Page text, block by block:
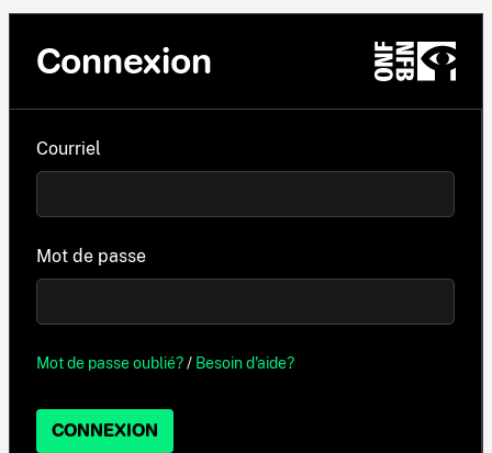
Connexion
Courriel
Mot de passe
Mot de passe oublié?/ Besoin d'aide?
CONNEXION